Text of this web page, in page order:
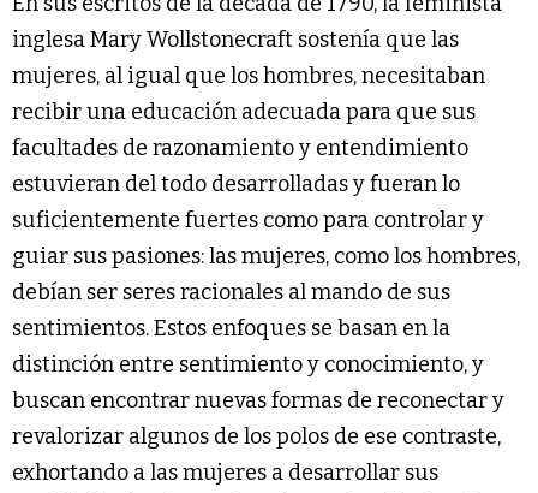
inglesa Mary Wollstonecraft sostenía que las
mujeres, al igual que los hombres, necesitaban
recibir una educación adecuada para que sus
facultades de razonamiento y entendimiento
estuvieran del todo desarrolladas y fueran lo
suficientemente fuertes como para controlar y
guiar sus pasiones: las mujeres, como los hombres,
debían ser seres racionales al mando de sus
sentimientos. Estos enfoques se basan en la
distinción entre sentimiento y conocimiento, y
buscan encontrar nuevas formas de reconectar y
revalorizar algunos de los polos de ese contraste,
exhortando a las mujeres a desarrollar sus